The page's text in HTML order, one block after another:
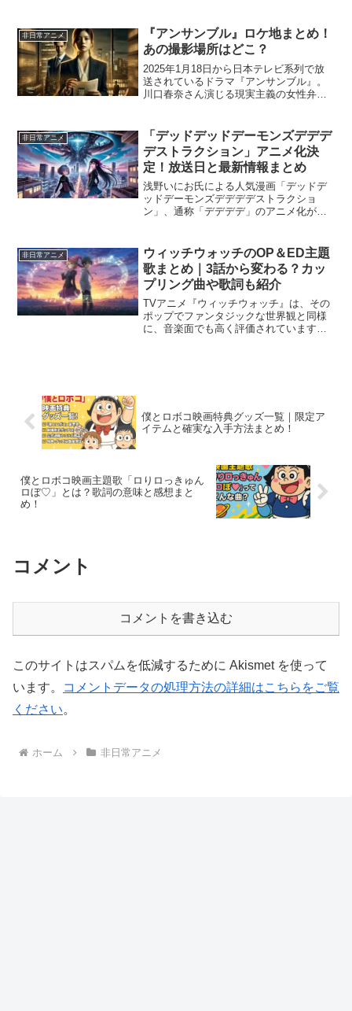
2025年1月には実写映画が公開されるな
ど、幅広いメ...
非日常アニメ
『アンサンブル』ロケ地まとめ！
あの撮影場所はどこ？
2025年1月18日から日本テレビ系列で放
送されているドラマ『アンサンブル』。
川口春奈さん演じる現実主義の女性弁護
ルラブストーリーです。本記事では、ド
ラマのロケ地を詳し...
非日常アニメ
「デッドデッドデーモンズデデデ
デストラクション」アニメ化決
定！放送日と最新情報まとめ
浅野いにお氏による人気漫画「デッドデ
ッドデーモンズデデデデストラクショ
ン」、通称「デデデデ」のアニメ化が決
画のクオリティがそのままテレビアニメ
にも受け継がれることが期待...
非日常アニメ
ウィッチウォッチのOP＆ED主題
歌まとめ｜3話から変わる？カッ
プリング曲や歌詞も紹介
TVアニメ『ウィッチウォッチ』は、その
ポップでファンタジックな世界観と同様
に、音楽面でも高く評価されています。
僕とロボコ映画特典グッズ一覧｜限定ア
イテムと確実な入手方法まとめ！
僕とロボコ映画主題歌「ロりロっきゅん
ロぼ♡」とは？歌詞の意味と感想まと
め！
コメント
コメントを書き込む
このサイトはスパムを低減するために Akismet を使って
います。
コメントデータの処理方法の詳細はこちらをご覧
ください。
ホーム 非日常アニメ